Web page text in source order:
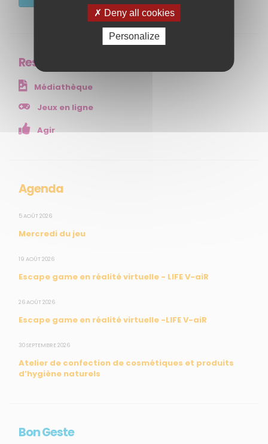
Ressources
Médiathèque
Jeux en ligne
Agir
Agenda
5 AOÛT 2026
Mercredi du jeu
19 AOÛT 2026
Escape game en réalité virtuelle - LIFE V-aiR
26 AOÛT 2026
Escape game en réalité virtuelle -LIFE V-aiR
30 SEPTEMBRE 2026
Atelier de confection de cosmétiques et produits
d’hygiène naturels
Bon Geste
Accueil
Agir
Ressources et publications
NOS SERVICES
Presse
Mesures du réseau Sargasses
Open Data
CONTACT
Mail : info@madininair.fr
Deny all cookies
Personalize